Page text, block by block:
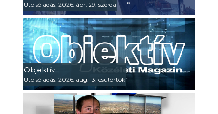
Utolsó adás: 2026. ápr. 29. szerda
Objektív
Utolsó adás: 2026. aug. 13. csütörtök